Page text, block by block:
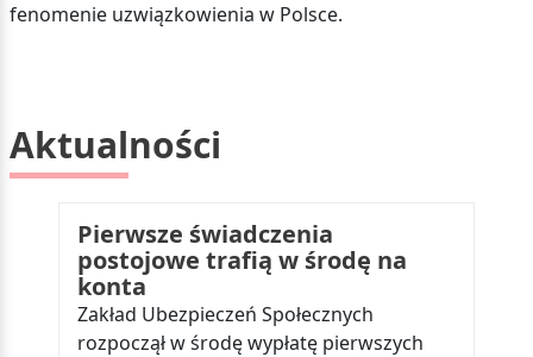
fenomenie uzwiązkowienia w Polsce.
Aktualności
Pierwsze świadczenia
postojowe trafią w środę na
konta
Zakład Ubezpieczeń Społecznych
rozpoczął w środę wypłatę pierwszych